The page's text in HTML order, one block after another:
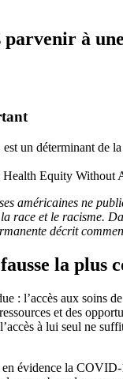
parvenir à
un déterminant de la
américaines ne
race et le racisme.
décrit
la plus
: l’accès aux soins
et des
à lui seul ne
évidence la